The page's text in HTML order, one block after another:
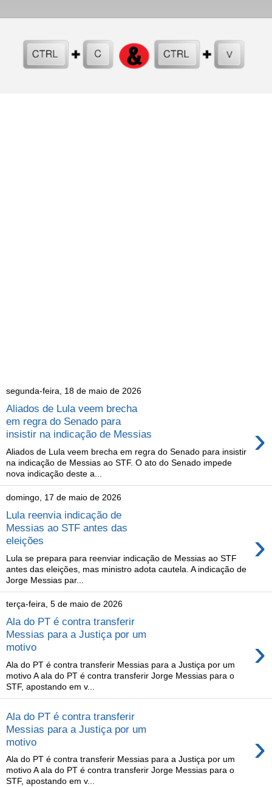
segunda-feira, 18 de maio de 2026
Aliados de Lula veem brecha
em regra do Senado para
insistir na indicação de Messias
›
Aliados de Lula veem brecha em regra do Senado para insistir
na indicação de Messias ao STF. O ato do Senado impede
nova indicação deste a...
domingo, 17 de maio de 2026
Lula reenvia indicação de
Messias ao STF antes das
eleições
›
Lula se prepara para reenviar indicação de Messias ao STF
antes das eleições, mas ministro adota cautela. A indicação de
Jorge Messias par...
terça-feira, 5 de maio de 2026
Ala do PT é contra transferir
Messias para a Justiça por um
motivo
›
Ala do PT é contra transferir Messias para a Justiça por um
motivo A ala do PT é contra transferir Jorge Messias para o
STF, apostando em v...
Ala do PT é contra transferir
Messias para a Justiça por um
motivo
›
Ala do PT é contra transferir Messias para a Justiça por um
motivo A ala do PT é contra transferir Jorge Messias para o
STF, apostando em v...